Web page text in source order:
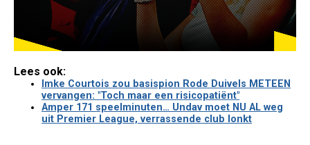
Lees ook:
Imke Courtois zou basispion Rode Duivels METEEN
vervangen: "Toch maar een risicopatiënt"
Amper 171 speelminuten… Undav moet NU AL weg
uit Premier League, verrassende club lonkt